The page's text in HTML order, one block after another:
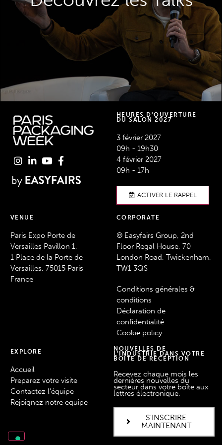
de renommée mondiale.
DÉCOUVREZ LES TALKS
HEURES D'OUVERTURE
DU SALON 2027
3 février 2027
09h - 19h30
4 février 2027
09h - 17h
ACTIVER LE RAPPEL
VENUE
Paris Expo Porte de
Versailles Pavillon 1,
1 Place de la Porte de
Versailles, 75015 Paris
France
CORPORATE
© Easyfairs Group, 2nd
Floor Regal House, 70
London Road, Twickenham,
TW1 3QS
Conditions générales &
conditions
Déclaration de
confidentialité
Cookie policy
EXPLORE
Accueil
Preparez votre visite
Contactez l'équipe
Rejoignez notre equipe
NOUVELLES DE
L'INDUSTRIE DANS VOTRE
BOÎTE DE RÉCEPTION
Recevez chaque mois les
dernières nouvelles du
secteur dans votre boîte aux
lettres électronique.
S'INSCRIRE
MAINTENANT